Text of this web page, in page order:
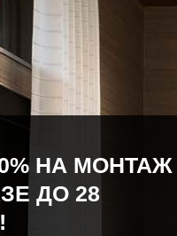
НА МОНТАЖ
ДО 28